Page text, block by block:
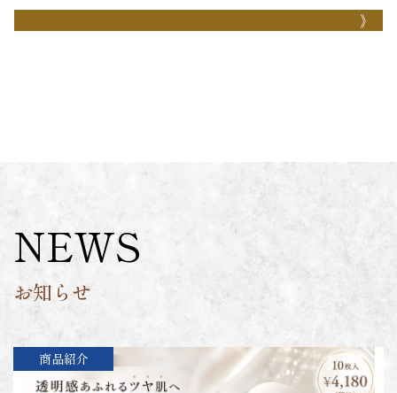
NEWS
お知らせ
商品紹介